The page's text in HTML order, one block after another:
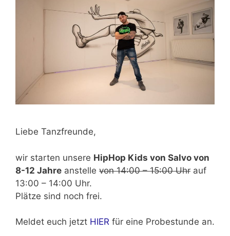
Liebe Tanzfreunde,
wir starten unsere HipHop Kids von Salvo von
8-12 Jahre anstelle von 14:00 – 15:00 Uhr auf
13:00 – 14:00 Uhr.
Plätze sind noch frei.
Meldet euch jetzt HIER für eine Probestunde an.